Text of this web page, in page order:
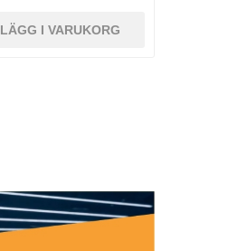
LÄGG I VARUKORG